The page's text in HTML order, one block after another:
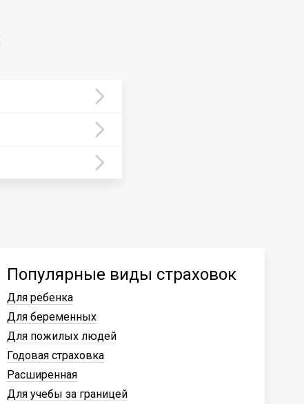
Популярные виды страховок
Для ребенка
Для беременных
Для пожилых людей
Годовая страховка
Расширенная
Для учебы за границей